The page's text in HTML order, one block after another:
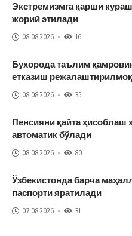
Экстремизмга қарши
жорий этилади
08.08.2026 16
Бухорода таълим
етказиш
08.08.2026 35
Пенсияни қайта ҳисоблаш
автоматик бўлади
08.08.2026 80
Ўзбекистонда барча
паспорти яратилади
07.08.2026 31